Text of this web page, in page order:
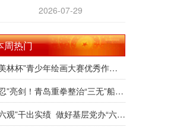
2026-07-29
周热门
首届“美林杯”青少年绘画大赛优秀作品展在银川韩美林艺术馆隆重开幕
“零容忍”亮剑！青岛重拳整治“三无”船舶，斩断非法捕捞源头链条
端正“六观”干出实绩 做好基层党办“六有”干部